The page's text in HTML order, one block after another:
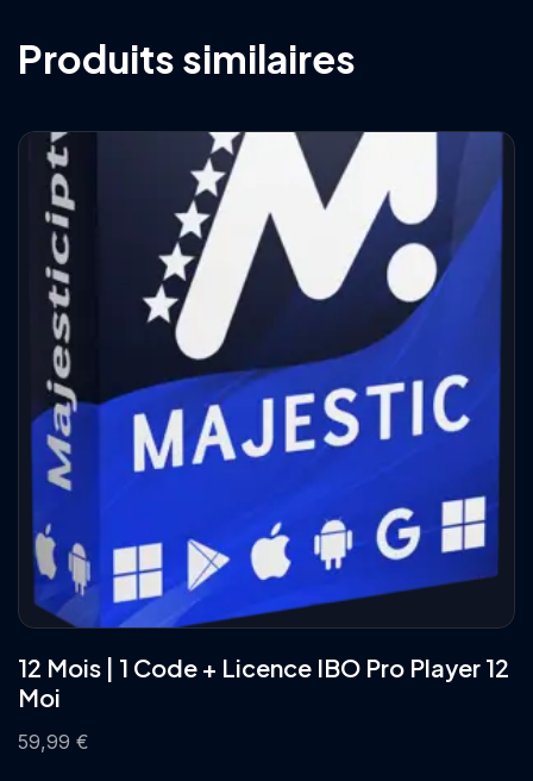
Produits similaires
12 Mois | 1 Code + Licence IBO Pro Player 12
Moi
59,99 €